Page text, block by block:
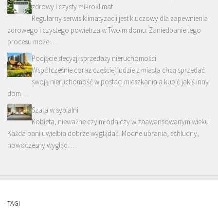
zdrowy i czysty mikroklimat
Regularny serwis klimatyzacji jest kluczowy dla zapewnienia
zdrowego i czystego powietrza w Twoim domu. Zaniedbanie tego
procesu może …
Podjęcie decyzji sprzedaży nieruchomości
Współcześnie coraz częściej ludzie z miasta chcą sprzedać
swoją nieruchomość w postaci mieszkania a kupić jakiś inny
dom …
Szafa w sypialni
Kobieta, nieważne czy młoda czy w zaawansowanym wieku.
Każda pani uwielbia dobrze wyglądać. Modne ubrania, schludny,
nowoczesny wygląd. …
TAGI